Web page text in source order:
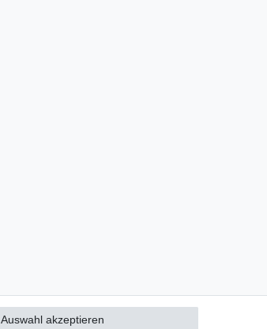
Auswahl akzeptieren